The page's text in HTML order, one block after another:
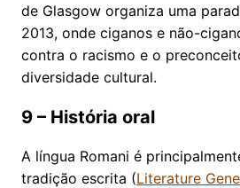
de Glasgow organiza uma
2013, onde ciganos e não-
contra o racismo e o
diversidade cultural.
9 – História oral
A língua Romani é
tradição escrita (Literature